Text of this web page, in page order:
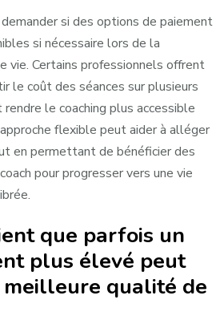
si des options de paiement
si nécessaire lors de la
vie. Certains professionnels offrent
le coût des séances sur plusieurs
le coaching plus accessible
flexible peut aider à alléger
en permettant de bénéficier des
pour progresser vers une vie
que parfois un
plus élevé peut
qualité de